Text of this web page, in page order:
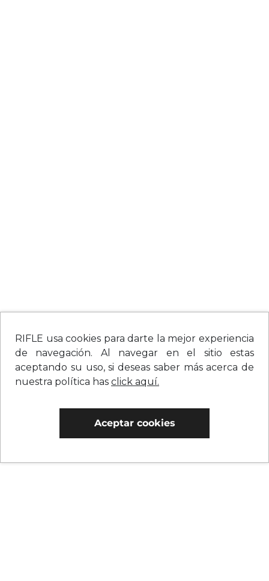
RIFLE usa cookies para darte la mejor experiencia
de navegación. Al navegar en el sitio estas
aceptando su uso, si deseas saber más acerca de
nuestra política has click aquí.
Aceptar cookies